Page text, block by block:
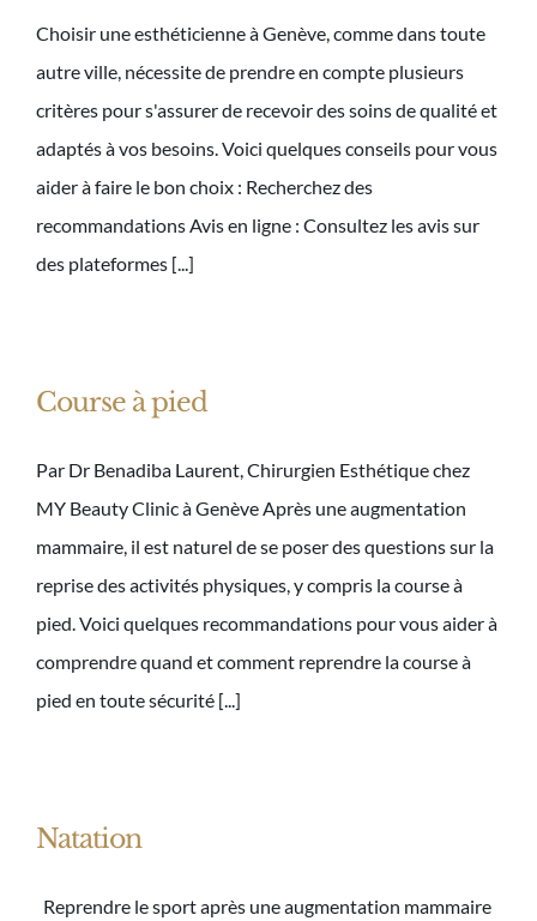
Choisir une esthéticienne à Genève, comme dans toute
autre ville, nécessite de prendre en compte plusieurs
critères pour s'assurer de recevoir des soins de qualité et
adaptés à vos besoins. Voici quelques conseils pour vous
aider à faire le bon choix : Recherchez des
recommandations Avis en ligne : Consultez les avis sur
des plateformes [...]
Course à pied
Par Dr Benadiba Laurent, Chirurgien Esthétique chez
MY Beauty Clinic à Genève Après une augmentation
mammaire, il est naturel de se poser des questions sur la
reprise des activités physiques, y compris la course à
pied. Voici quelques recommandations pour vous aider à
comprendre quand et comment reprendre la course à
pied en toute sécurité [...]
Natation
Reprendre le sport après une augmentation mammaire